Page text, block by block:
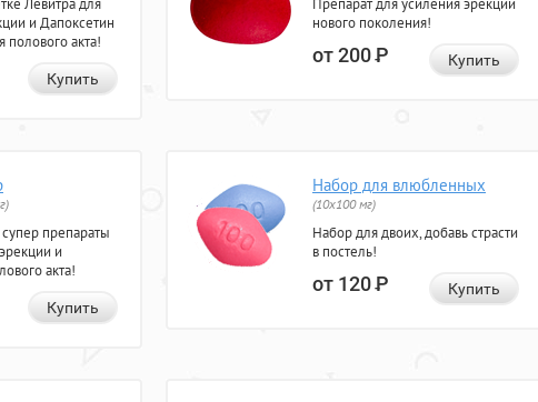
Левитра для
и Дапоксетин
полового акта!
Купить
Препарат для усиления эрекции
нового поколения!
от 200Р Купить
препараты
и
акта!
Купить
Набор для влюбленных
(10х100 мг)
Набор для двоих, добавь страсти
в постель!
от 120Р Купить